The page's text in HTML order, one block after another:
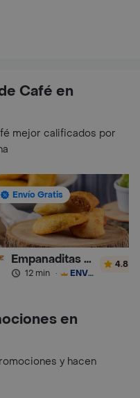
Café en
mejor calificados por
Envío Gratis
Empanaditas de Pipian - Empanadas
12 min · ENVÍO GRATIS
4.8
en
y hacen